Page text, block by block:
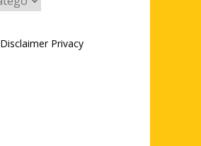
Disclaimer Privacy